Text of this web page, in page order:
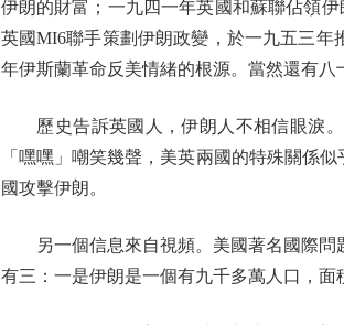
伊朗的財富；一九四一年英國和蘇聯佔領
英國MI6聯手策劃伊朗政變，於一九五三
年伊斯蘭革命反美情緒的根源。當然還有八
歷史告訴英國人，伊朗人不相信眼淚。
「嘿嘿」嘲笑幾聲，美英兩國的特殊關係
國攻擊伊朗。
另一個信息來自視頻。美國著名國際問題
有三：一是伊朗是一個有九千多萬人口，面